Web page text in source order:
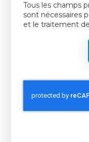
Tous les champs
sont nécessaires
et le traitement